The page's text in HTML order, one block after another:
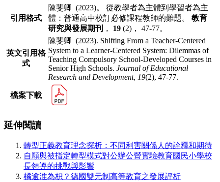
引用格式
陳斐卿 (2023)。 從教學者為主體到學習者為主
體：普通高中校訂必修課程教師的難題。 教育
研究與發展期刊
， 19 (2)， 47-77。
英文引用格
式
陳斐卿 (2023). Shifting From a Teacher-Centered
System to a Learner-Centered System: Dilemmas of
Teaching Compulsory School-Developed Courses in
Senior High Schools. Journal of Educational
Research and Development, 19(2), 47-77.
檔案下載
延伸閱讀
轉型正義教育理念探析：不同利害關係人的詮釋和期待
自願與被指定轉型模式對公辦公營實驗教育國民小學校
長領導的挑戰與影響
橘逾淮為枳？德國雙元制高等教育之發展評析